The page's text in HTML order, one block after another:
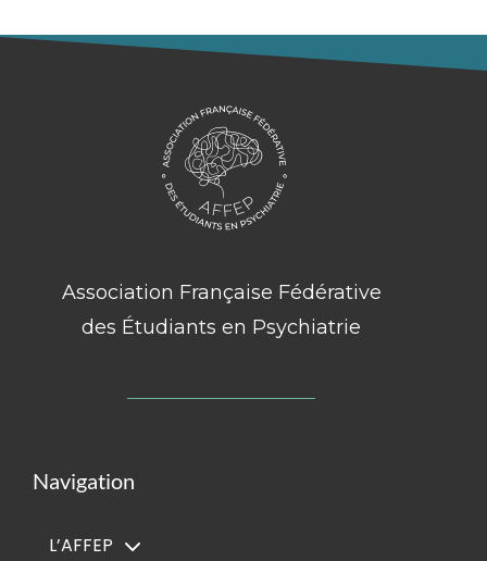
Association Française Fédérative
des Étudiants en Psychiatrie
Navigation
L’AFFEP